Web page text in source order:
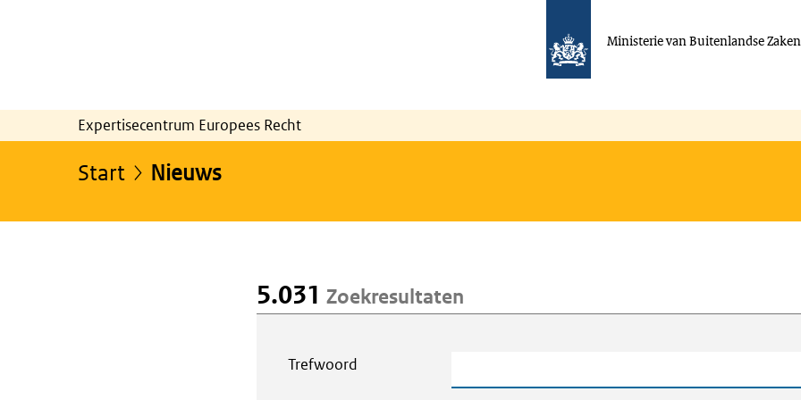
Ministerie van Buitenlandse Zaken
Expertisecentrum Europees Recht
Start Nieuws
5.031 Zoekresultaten
Trefwoord